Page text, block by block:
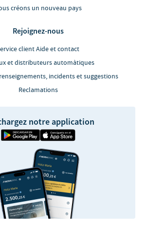
créons un nouveau pays
Rejoignez-nous
client Aide et contact
et distributeurs automàtiques
incidents et suggestions
Reclamations
notre application